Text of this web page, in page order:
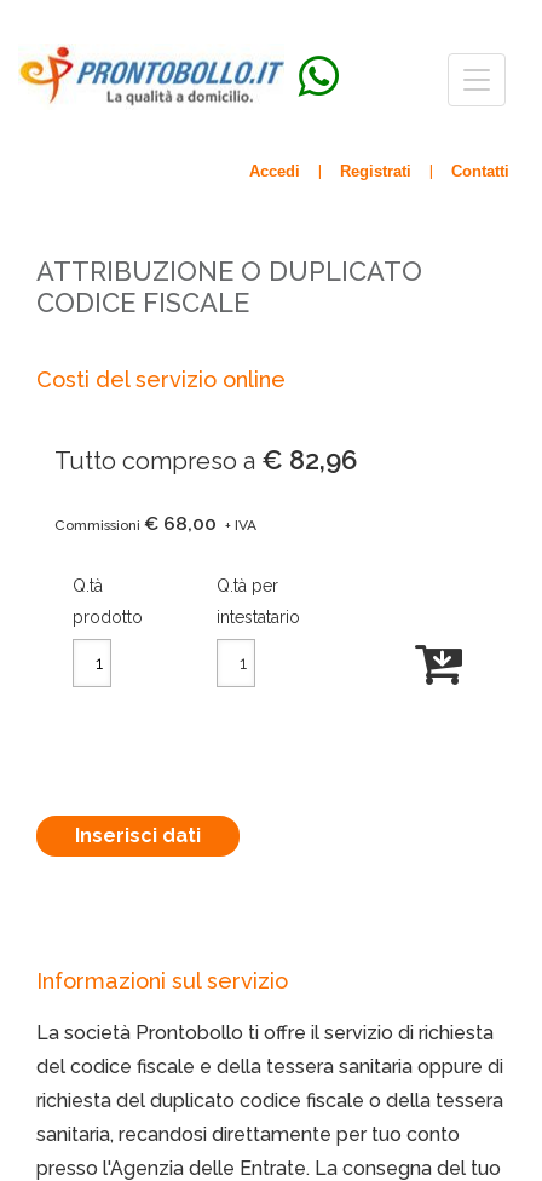
Menù
Accedi Registrati Contatti
ATTRIBUZIONE O DUPLICATO
CODICE FISCALE
Costi del servizio online
Tutto compreso a € 82,96
Commissioni € 68,00 + IVA
Q.tà
prodotto
Q.tà per
intestatario
Inserisci dati
Informazioni sul servizio
La società Prontobollo ti offre il servizio di richiesta
del codice fiscale e della tessera sanitaria oppure di
richiesta del duplicato codice fiscale o della tessera
sanitaria, recandosi direttamente per tuo conto
presso l'Agenzia delle Entrate. La consegna del tuo